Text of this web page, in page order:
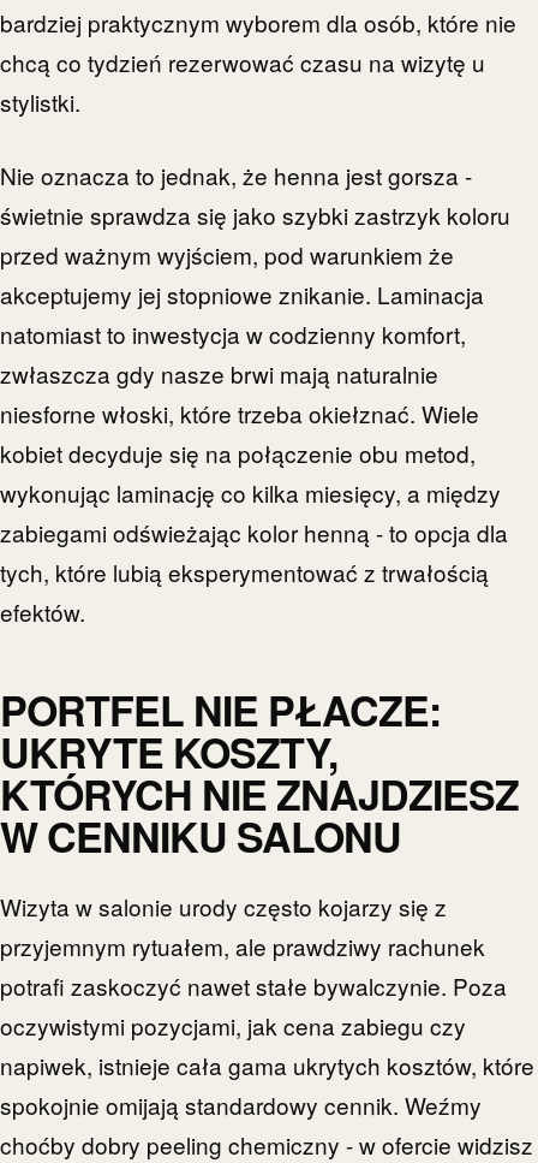
bardziej praktycznym wyborem dla osób, które nie
chcą co tydzień rezerwować czasu na wizytę u
stylistki.
Nie oznacza to jednak, że henna jest gorsza -
świetnie sprawdza się jako szybki zastrzyk koloru
przed ważnym wyjściem, pod warunkiem że
akceptujemy jej stopniowe znikanie. Laminacja
natomiast to inwestycja w codzienny komfort,
zwłaszcza gdy nasze brwi mają naturalnie
niesforne włoski, które trzeba okiełznać. Wiele
kobiet decyduje się na połączenie obu metod,
wykonując laminację co kilka miesięcy, a między
zabiegami odświeżając kolor henną - to opcja dla
tych, które lubią eksperymentować z trwałością
efektów.
PORTFEL NIE PŁACZE:
UKRYTE KOSZTY,
KTÓRYCH NIE ZNAJDZIESZ
W CENNIKU SALONU
Wizyta w salonie urody często kojarzy się z
przyjemnym rytuałem, ale prawdziwy rachunek
potrafi zaskoczyć nawet stałe bywalczynie. Poza
oczywistymi pozycjami, jak cena zabiegu czy
napiwek, istnieje cała gama ukrytych kosztów, które
spokojnie omijają standardowy cennik. Weźmy
choćby dobry peeling chemiczny - w ofercie widzisz